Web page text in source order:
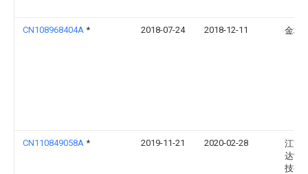
CN108968404A * 2018-07-24 2018-12-11 金林
CN110849058A * 2019-11-21 2020-02-28
江苏
达制
技有